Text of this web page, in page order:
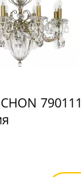
790111